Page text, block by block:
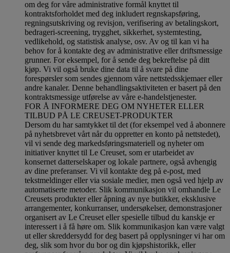
om deg for våre administrative formål knyttet til
kontraktsforholdet med deg inkludert regnskapsføring,
regningsutskriving og revisjon, verifisering av betalingskort,
bedrageri-screening, trygghet, sikkerhet, systemtesting,
vedlikehold, og statistisk analyse, osv. Av og til kan vi ha
behov for å kontakte deg av administrative eller driftsmessige
grunner. For eksempel, for å sende deg bekreftelse på ditt
kjøp. Vi vil også bruke dine data til å svare på dine
forespørsler som sendes gjennom våre nettstedsskjemaer eller
andre kanaler. Denne behandlingsaktiviteten er basert på den
kontraktsmessige utførelse av våre e-handelstjenester.
FOR Å INFORMERE DEG OM NYHETER ELLER
TILBUD PÅ LE CREUSET-PRODUKTER
Dersom du har samtykket til det (for eksempel ved å abonnere
på nyhetsbrevet vårt når du oppretter en konto på nettstedet),
vil vi sende deg markedsføringsmateriell og nyheter om
initiativer knyttet til Le Creuset, som er utarbeidet av
konsernet datterselskaper og lokale partnere, også avhengig
av dine preferanser. Vi vil kontakte deg på e-post, med
tekstmeldinger eller via sosiale medier, men også ved hjelp av
automatiserte metoder. Slik kommunikasjon vil omhandle Le
Creusets produkter eller åpning av nye butikker, eksklusive
arrangementer, konkurranser, undersøkelser, demonstrasjoner
organisert av Le Creuset eller spesielle tilbud du kanskje er
interessert i å få høre om. Slik kommunikasjon kan være valgt
ut eller skreddersydd for deg basert på opplysninger vi har om
deg, slik som hvor du bor og din kjøpshistorikk, eller